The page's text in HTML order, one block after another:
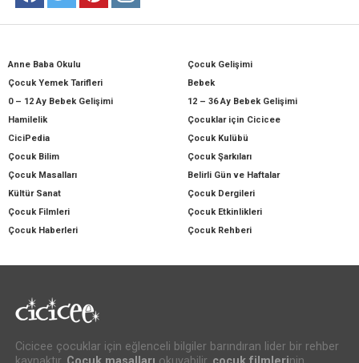
Anne Baba Okulu
Çocuk Gelişimi
Çocuk Yemek Tarifleri
Bebek
0 – 12 Ay Bebek Gelişimi
12 – 36 Ay Bebek Gelişimi
Hamilelik
Çocuklar için Cicicee
CiciPedia
Çocuk Kulübü
Çocuk Bilim
Çocuk Şarkıları
Çocuk Masalları
Belirli Gün ve Haftalar
Kültür Sanat
Çocuk Dergileri
Çocuk Filmleri
Çocuk Etkinlikleri
Çocuk Haberleri
Çocuk Rehberi
Cicicee çocuklar için eğlenceli bilgiler barındıran lider bir rehber